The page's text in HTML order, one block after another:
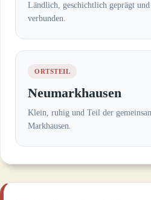
Ländlich, geschichtlich geprägt
verbunden.
ORTSTEIL
Neumarkhausen
Klein, ruhig und Teil der
Markhausen.